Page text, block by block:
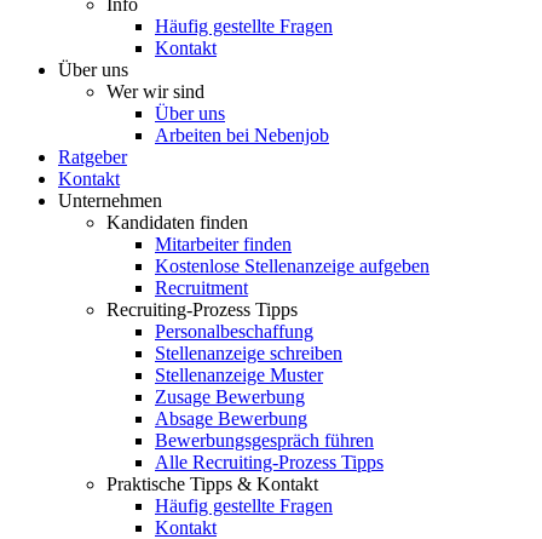
Info
Häufig gestellte Fragen
Kontakt
Über uns
Wer wir sind
Über uns
Arbeiten bei Nebenjob
Ratgeber
Kontakt
Unternehmen
Kandidaten finden
Mitarbeiter finden
Kostenlose Stellenanzeige aufgeben
Recruitment
Recruiting-Prozess Tipps
Personalbeschaffung
Stellenanzeige schreiben
Stellenanzeige Muster
Zusage Bewerbung
Absage Bewerbung
Bewerbungsgespräch führen
Alle Recruiting-Prozess Tipps
Praktische Tipps & Kontakt
Häufig gestellte Fragen
Kontakt